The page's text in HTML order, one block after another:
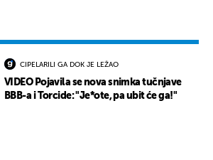
CIPELARILI GA DOK JE LEŽAO
VIDEO Pojavila se nova snimka tučnjave
BBB-a i Torcide: "Je*ote, pa ubit će ga!"